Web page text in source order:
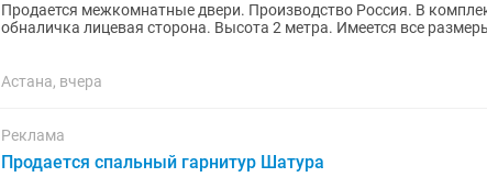
Продается межкомнатные двери. Производство Россия. В
обналичка лицевая сторона. Высота 2 метра. Имеется все
Астана, вчера
Реклама
Продается спальный гарнитур Шатура